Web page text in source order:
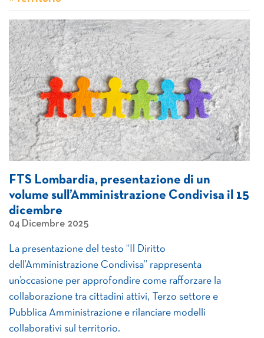
FTS Lombardia, presentazione di un
volume sull’Amministrazione Condivisa il 15
dicembre
04 Dicembre 2025
La presentazione del testo “Il Diritto
dell’Amministrazione Condivisa” rappresenta
un’occasione per approfondire come rafforzare la
collaborazione tra cittadini attivi, Terzo settore e
Pubblica Amministrazione e rilanciare modelli
collaborativi sul territorio.